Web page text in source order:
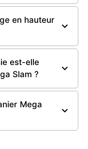
en hauteur
est-elle
Slam ?
Mega